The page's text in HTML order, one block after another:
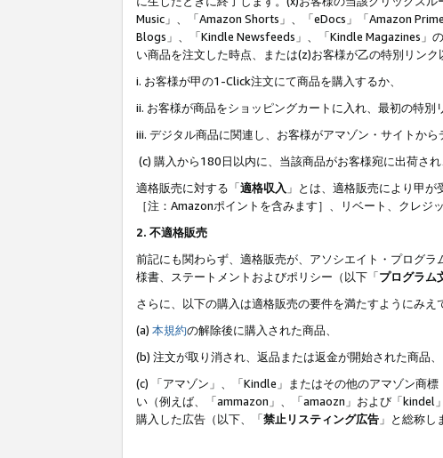
Music」、「Amazon Shorts」、「eDocs」「Amazon
Blogs」、「Kindle Newsfeeds」、「Kindle Magazines」
い商品を注文した時点、または(z)お客様が乙の特別リン
i. お客様が甲の1-Click注文にて商品を購入するか、
ii. お客様が商品をショッピングカートに入れ、最初の特
iii. デジタル商品に関連し、お客様がアマゾン・サイトか
(c) 購入から180日以内に、当該商品がお客様宛に出荷さ
適格販売に対する「適格収入 」とは、適格販売により甲
［注：Amazonポイントを含みます］、リベート、クレ
2. 不適格販売
前記にも関わらず、適格販売が、アソシエイト・プログ
様書、ステートメントおよびポリシー（以下「プログラム
さらに、以下の購入は適格販売の要件を満たすようにみ
(a) 本規約の解除後に購入された商品、
(b) 注文が取り消され、返品または返金が開始された商品、
(c) 「アマゾン」、「Kindle」またはその他のアマゾン商
い（例えば、「ammazon」、「amaozn」および「kindel
購入した広告（以下、「禁止リスティング広告 」と総称し